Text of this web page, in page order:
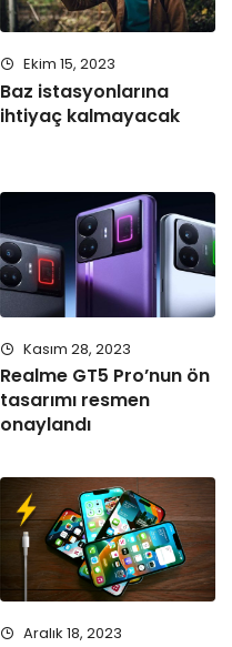
Ekim 15, 2023
Baz istasyonlarına
ihtiyaç kalmayacak
Kasım 28, 2023
Realme GT5 Pro’nun ön
tasarımı resmen
onaylandı
Aralık 18, 2023